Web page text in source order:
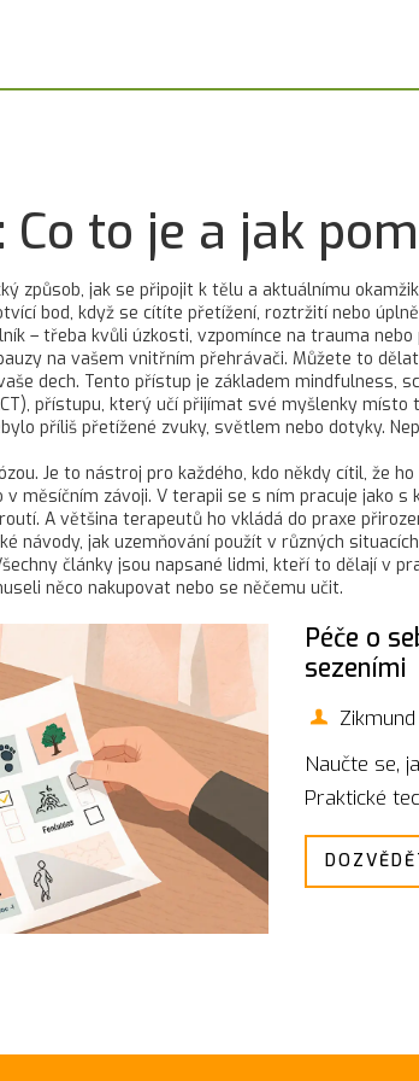
Co to je a jak
způsob, jak se připojit k tělu a aktuálnímu
bod, když se cítíte přetížení, roztržití nebo
– třeba kvůli úzkosti, vzpomínce na trauma
na vašem vnitřním přehrávači. Můžete to
dech. Tento přístup je základem mindfulness,
, přístupu, který učí přijímat své myšlenky místo
příliš přetížené zvuky, světlem nebo dotyky.
Je to nástroj pro každého, kdo někdy cítil, že
měsíčním závoji. V terapii se s ním pracuje jako
A většina terapeutů ho vkládá do praxe
návody, jak uzemňování použít v různých
články jsou napsané lidmi, kteří to dělají v
něco nakupovat nebo se něčemu učit.
Péče o
sezeními
Naučte se,
Praktické